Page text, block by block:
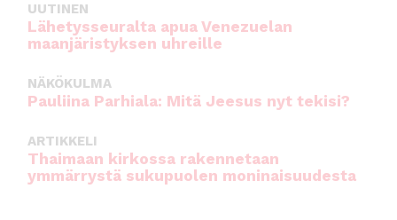
UUTINEN
Lähetysseuralta apua Venezuelan
maanjäristyksen uhreille
NÄKÖKULMA
Pauliina Parhiala: Mitä Jeesus nyt tekisi?
ARTIKKELI
Thaimaan kirkossa rakennetaan
ymmärrystä sukupuolen moninaisuudesta